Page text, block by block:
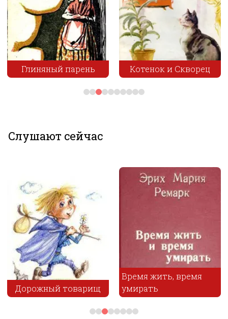
Глиняный парень Котенок и Скворец
Слушают сейчас
Дорожный товарищ
Время жить, время
умирать